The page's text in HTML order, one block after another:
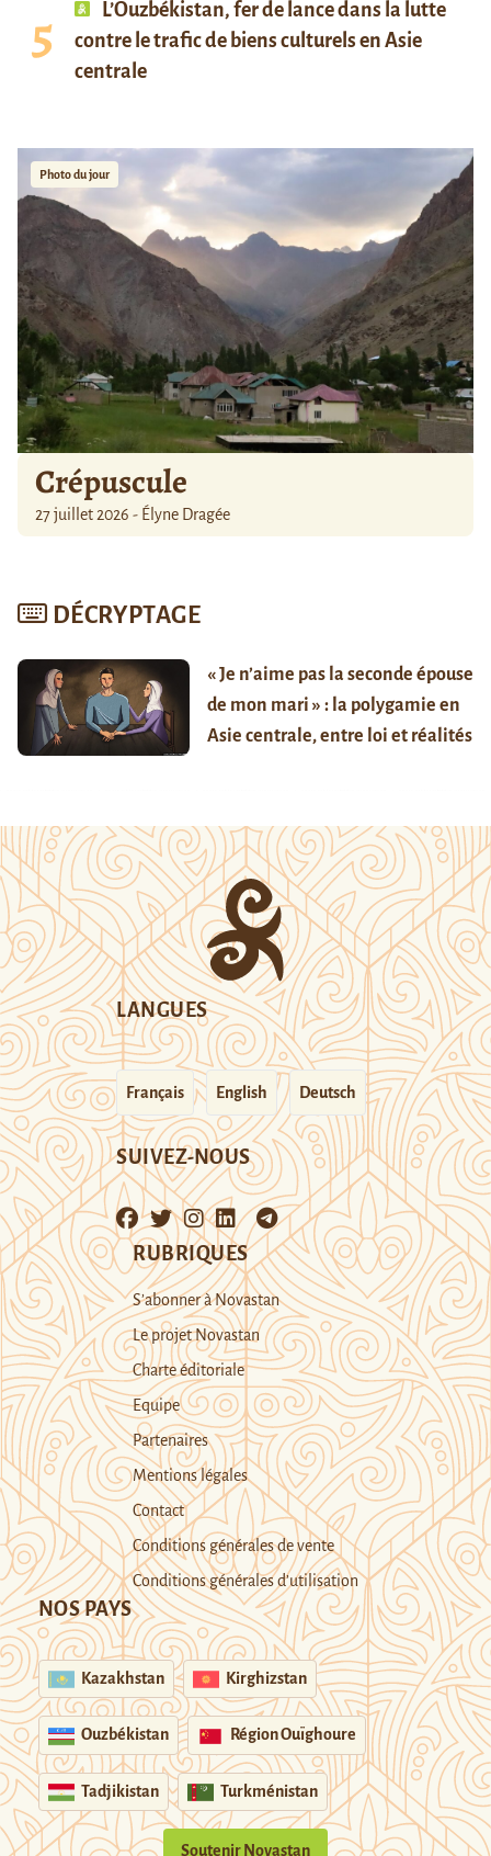
L’Ouzbékistan, fer de lance dans la lutte
contre le trafic de biens culturels en Asie
centrale
Photo du jour
Crépuscule
27 juillet 2026 - Élyne Dragée
DÉCRYPTAGE
« Je n’aime pas la seconde épouse
de mon mari » : la polygamie en
Asie centrale, entre loi et réalités
LANGUES
Français English Deutsch
SUIVEZ-NOUS
RUBRIQUES
S’abonner à Novastan
Le projet Novastan
Charte éditoriale
Equipe
Partenaires
Mentions légales
Contact
Conditions générales de vente
Conditions générales d’utilisation
NOS PAYS
Kazakhstan Kirghizstan
Ouzbékistan Région Ouïghoure
Tadjikistan Turkménistan
Soutenir Novastan